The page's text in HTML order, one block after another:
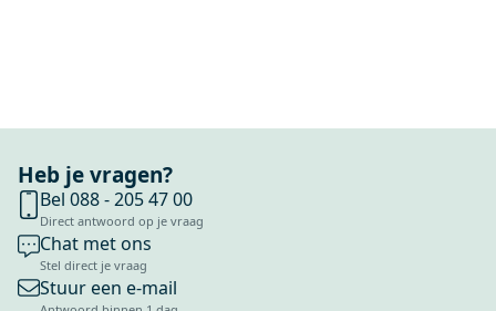
Heb je vragen?
Bel 088 - 205 47 00
Direct antwoord op je vraag
Chat met ons
Stel direct je vraag
Stuur een e-mail